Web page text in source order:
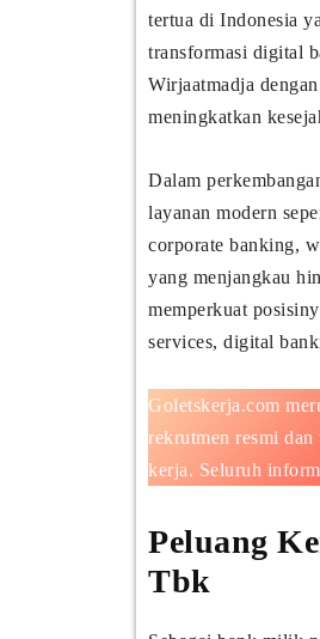
tertua di Indonesia
transformasi digital
Wirjaatmadja
meningkatkan
Dalam
layanan modern
corporate banking,
yang menjangkau
memperkuat
services, digital
Goletskerja.com
rekrutmen resmi
kerja. Seluruh
Peluang
Tbk